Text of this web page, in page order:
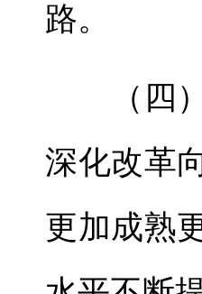
路。
（四）
深化改革
更加成熟